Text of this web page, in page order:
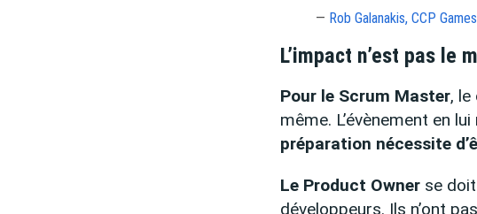
Rob Galanakis, CCP Games
L’impact n’est pas le
Pour le Scrum Master,
même. L’évènement en
préparation nécessite
Le Product Owner se
développeurs. Ils n’ont